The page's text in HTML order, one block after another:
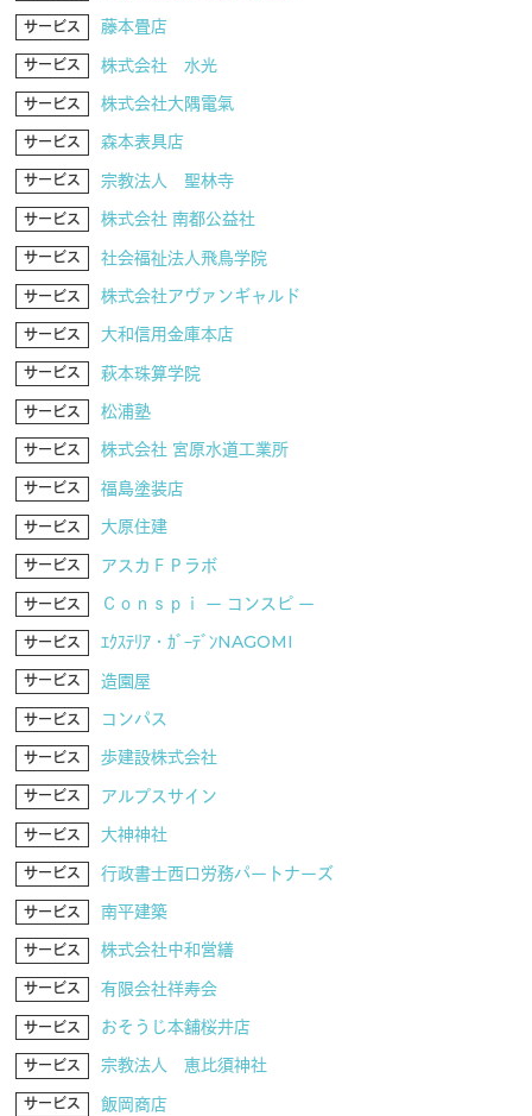
サービス 藤本畳店
サービス 株式会社 水光
サービス 株式会社大隅電氣
サービス 森本表具店
サービス 宗教法人 聖林寺
サービス 株式会社 南都公益社
サービス 社会福祉法人飛鳥学院
サービス 株式会社アヴァンギャルド
サービス 大和信用金庫本店
サービス 萩本珠算学院
サービス 松浦塾
サービス 株式会社 宮原水道工業所
サービス 福島塗装店
サービス 大原住建
サービス アスカＦＰラボ
サービス Ｃｏｎｓｐｉ ー コンスピ ー
サービス ｴｸｽﾃﾘｱ・ｶﾞｰﾃﾞﾝNAGOMI
サービス 造園屋
サービス コンパス
サービス 歩建設株式会社
サービス アルプスサイン
サービス 大神神社
サービス 行政書士西口労務パートナーズ
サービス 南平建築
サービス 株式会社中和営繕
サービス 有限会社祥寿会
サービス おそうじ本舗桜井店
サービス 宗教法人 恵比須神社
サービス 飯岡商店